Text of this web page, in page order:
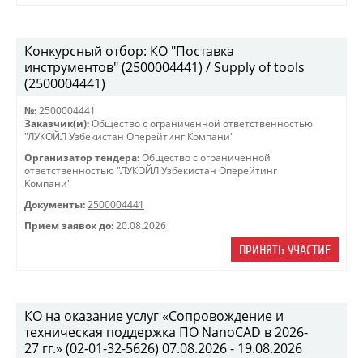
Конкурсный отбор: КО "Поставка
инструментов" (2500004441) / Supply of tools
(2500004441)
№: 2500004441
Заказчик(и): Общество с ограниченной ответственностью
"ЛУКОЙЛ Узбекистан Оперейтинг Компани"
Организатор тендера: Общество с ограниченной
ответственностью "ЛУКОЙЛ Узбекистан Оперейтинг
Компани"
Документы: 2500004441
Прием заявок до: 20.08.2026
ПРИНЯТЬ УЧАСТИЕ
КО на оказание услуг «Сопровождение и
техническая поддержка ПО NanoCAD в 2026-
27 гг.» (02-01-32-5626) 07.08.2026 - 19.08.2026